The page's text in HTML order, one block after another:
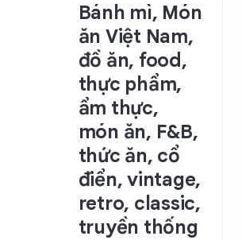
Bánh mì, Món
ăn Việt Nam,
đồ ăn, food,
thực phẩm,
ẩm thực,
món ăn, F&B,
thức ăn, cổ
điển, vintage,
retro, classic,
truyền thống